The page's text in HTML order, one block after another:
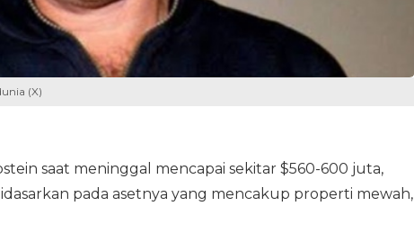
(X)
saat meninggal mencapai sekitar $560-600 juta,
pada asetnya yang mencakup properti mewah,